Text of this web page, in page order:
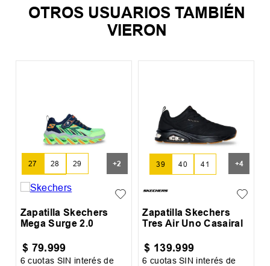
OTROS USUARIOS TAMBIÉN
VIERON
27 28 29
30 31
+2
Zapatilla Skechers
Mega Surge 2.0
$ 79.999
6 cuotas SIN interés de
39 40 41 +4
Zapatilla Skechers
Tres Air Uno Casairal
$ 139.999
6 cuotas SIN interés de